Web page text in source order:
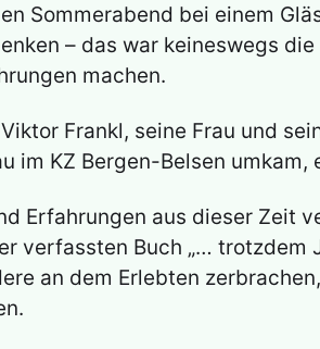
Sommerabend bei einem
– das war keineswegs
machen.
Frankl, seine Frau und
im KZ Bergen-Belsen
Erfahrungen aus dieser Zeit
verfassten Buch „… trotzdem
an dem Erlebten